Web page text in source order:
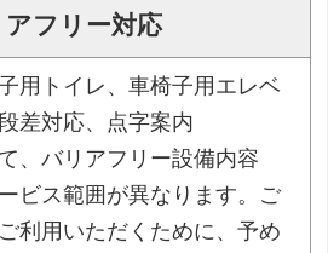
フリー対応
用トイレ、車椅子用エレベ
差対応、点字案内
、バリアフリー設備内容
ビス範囲が異なります。ご
利用いただくために、予め